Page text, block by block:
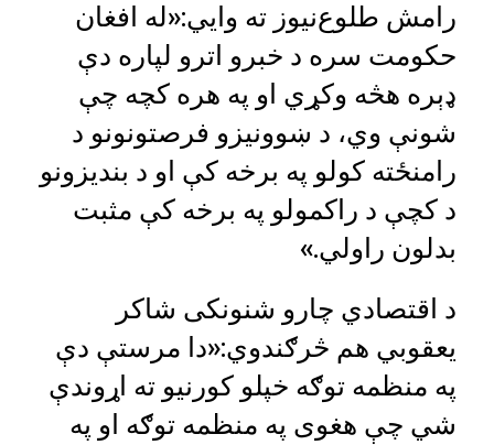
رامش طلوع‌نیوز ته وايي:«له افغان
حکومت سره د خبرو اترو لپاره دې
ډېره هڅه وکړي او په هره کچه چې
شونې وي، د ښوونیزو فرصتونونو د
رامنځته کولو په برخه کې او د بندیزونو
د کچې د راکمولو په برخه کې مثبت
بدلون راولي.»
د اقتصادي چارو شنونکی شاکر
یعقوبي هم څرګندوي:«دا مرستې دې
په منظمه توګه خپلو کورنیو ته اړوندې
شي چې هغوی په منظمه توګه او په